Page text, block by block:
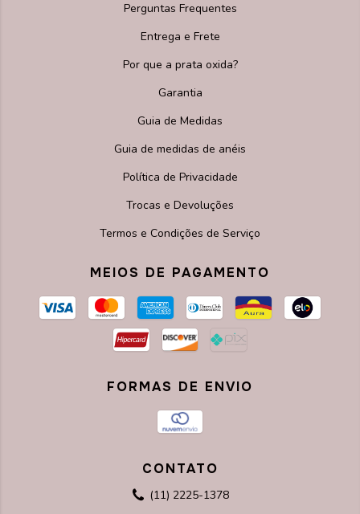
Perguntas Frequentes
Entrega e Frete
Por que a prata oxida?
Garantia
Guia de Medidas
Guia de medidas de anéis
Política de Privacidade
Trocas e Devoluções
Termos e Condições de Serviço
MEIOS DE PAGAMENTO
FORMAS DE ENVIO
CONTATO
(11) 2225-1378